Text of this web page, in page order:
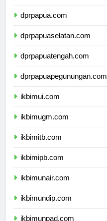
dprpapua.com
dprpapuaselatan.com
dprpapuatengah.com
dprpapuapegunungan.com
ikbimui.com
ikbimugm.com
ikbimitb.com
ikbimipb.com
ikbimunair.com
ikbimundip.com
ikbimunpad.com